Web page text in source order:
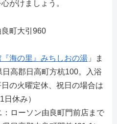
がけましょう。
町大引960
海の里』みちしおの湯 」ま
高郡日高町方杭100。入浴
の火曜定休、祝日の場合は
休み）
ローソン由良町門前店まで